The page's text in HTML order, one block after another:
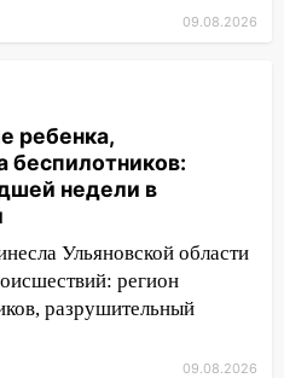
в Ульяновской
может
на 9 августа —
который нельзя
в Ульяновске на
лодка
09.08.2026
ребенка,
беспилотников:
недели в
Ульяновской области
регион
разрушительный
09.08.2026